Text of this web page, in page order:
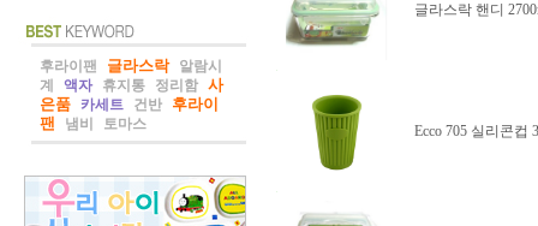
후라이팬 글라스락
알람시
계
액자 휴지통 정리함
사
은품
카세트 건반
후라이
팬
냄비 토마스
글라스락 핸디
Ecco 705 실리콘컵